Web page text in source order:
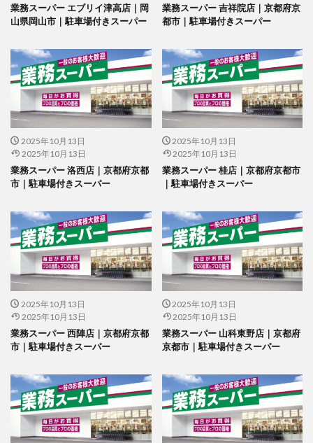
業務スーパー エブリイ津高店｜岡
山県岡山市｜駐車場付きスーパー
業務スーパー 吉祥院店｜京都府京
都市｜駐車場付きスーパー
2025年10月13日
2025年10月13日
業務スーパー 洛西店｜京都府京都
市｜駐車場付きスーパー
2025年10月13日
2025年10月13日
業務スーパー 桂店｜京都府京都市
｜駐車場付きスーパー
2025年10月13日
2025年10月13日
業務スーパー 西陣店｜京都府京都
市｜駐車場付きスーパー
2025年10月13日
2025年10月13日
業務スーパー 山科東野店｜京都府
京都市｜駐車場付きスーパー